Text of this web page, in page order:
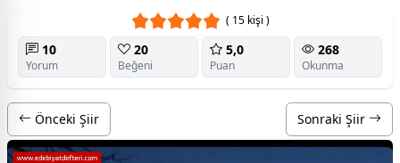
( 15 kişi )
10
Yorum
20
Beğeni
5,0
Puan
268
Okunma
Önceki Şiir Sonraki Şiir